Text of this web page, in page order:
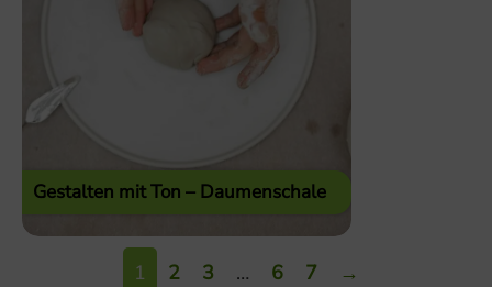
Gestalten mit Ton – Daumenschale
1 2 3 … 6 7 →